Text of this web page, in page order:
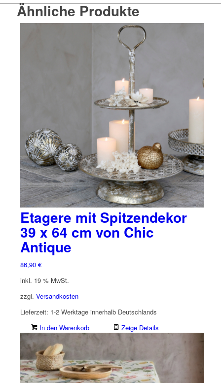
Ähnliche Produkte
Etagere mit Spitzendekor
39 x 64 cm von Chic
Antique
86,90 €
inkl. 19 % MwSt.
zzgl. Versandkosten
Lieferzeit: 1-2 Werktage innerhalb Deutschlands
In den Warenkorb
Zeige Details